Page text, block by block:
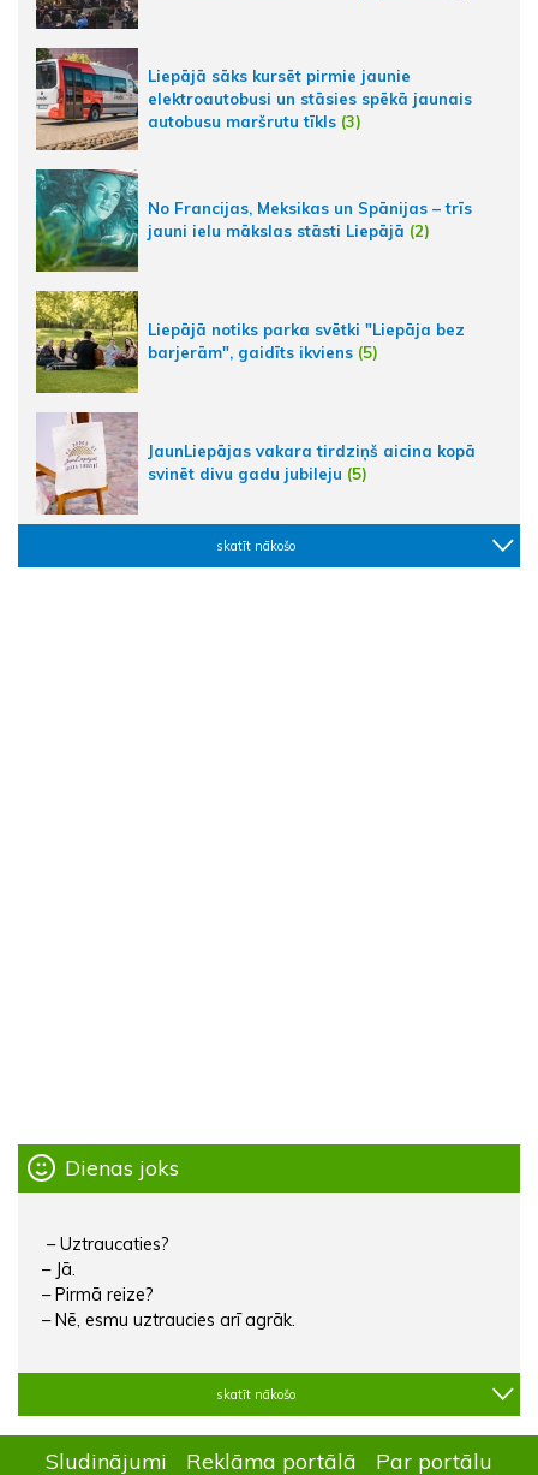
Liepājā sāks kursēt pirmie jaunie
elektroautobusi un stāsies spēkā jaunais
autobusu maršrutu tīkls (3)
No Francijas, Meksikas un Spānijas – trīs
jauni ielu mākslas stāsti Liepājā (2)
Liepājā notiks parka svētki "Liepāja bez
barjerām", gaidīts ikviens (5)
JaunLiepājas vakara tirdziņš aicina kopā
svinēt divu gadu jubileju (5)
skatīt nākošo
Dienas joks
– Uztraucaties?
– Jā.
– Pirmā reize?
– Nē, esmu uztraucies arī agrāk.
skatīt nākošo
Sludinājumi Reklāma portālā Par portālu